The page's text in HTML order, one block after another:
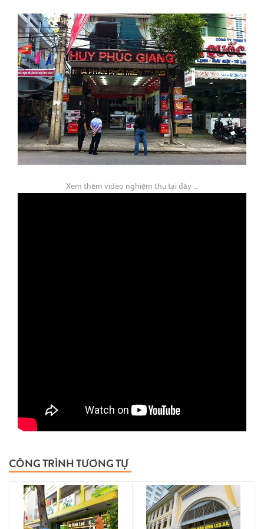
Xem thêm video nghiệm thu tại đây ...
CÔNG TRÌNH TƯƠNG TỰ